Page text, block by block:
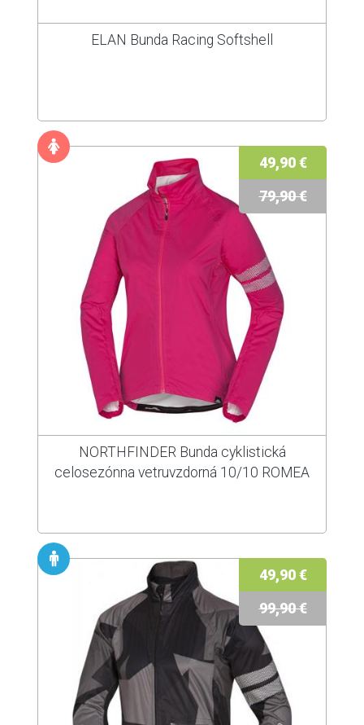
ELAN Bunda Racing Softshell
49,90 €
79,90 €
NORTHFINDER Bunda cyklistická
celosezónna vetruvzdorná 10/10 ROMEA
49,90 €
99,90 €